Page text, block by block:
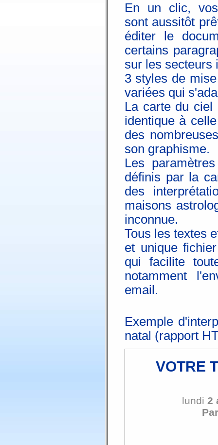
En un clic, vos
sont aussitôt
éditer le
certains
sur les secteurs
3 styles de
variées qui
La carte du ciel
identique à
des
son graphisme.
Les
définis par la
des
maisons
inconnue.
Tous les textes
et unique
qui facilite
notamment
email.
Exemple
natal (rapport
VOTRE
lundi 2